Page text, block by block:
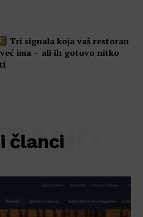
Tri signala koja vaš restoran
ima – ali ih gotovo nitko
članci